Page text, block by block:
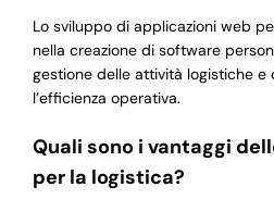
Lo sviluppo di applicazioni web
nella creazione di software
gestione delle attività logistiche e
l’efficienza operativa.
Quali sono i vantaggi
per la logistica?